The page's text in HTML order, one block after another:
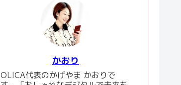
かおり
OLICA代表のかげやま かおりで